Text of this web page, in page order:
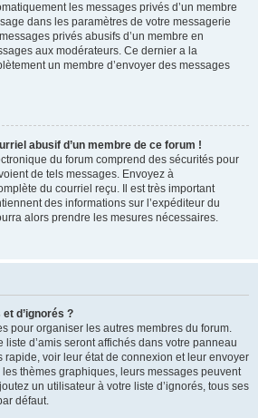
les messages privés d’un membre
dans les paramètres de votre messagerie
privés abusifs d’un membre en
aux modérateurs. Ce dernier a la
un membre d’envoyer des messages
abusif d’un membre de ce forum !
du forum comprend des sécurités pour
de tels messages. Envoyez à
du courriel reçu. Il est très important
des informations sur l’expéditeur du
alors prendre les mesures nécessaires.
d’ignorés ?
pour organiser les autres membres du forum.
liste d’amis seront affichés dans votre panneau
rapide, voir leur état de connexion et leur envoyer
thèmes graphiques, leurs messages peuvent
un utilisateur à votre liste d’ignorés, tous ses
défaut.